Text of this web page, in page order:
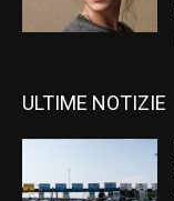
ULTIME NOTIZIE